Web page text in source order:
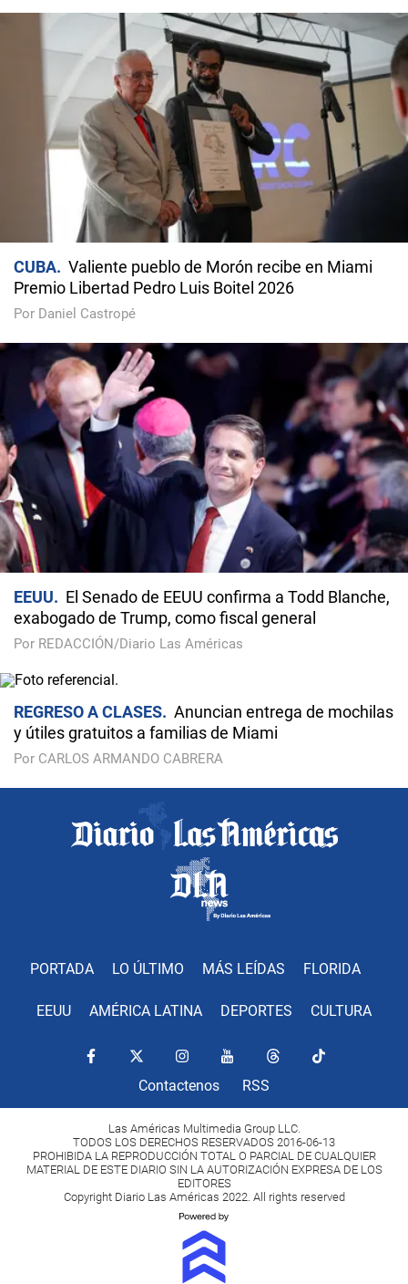
CUBA
Valiente pueblo de Morón recibe en Miami
Premio Libertad Pedro Luis Boitel 2026
Por Daniel Castropé
EEUU
El Senado de EEUU confirma a Todd Blanche,
exabogado de Trump, como fiscal general
Por REDACCIÓN/Diario Las Américas
REGRESO A CLASES
Anuncian entrega de mochilas
y útiles gratuitos a familias de Miami
Por CARLOS ARMANDO CABRERA
PORTADA LO ÚLTIMO MÁS LEÍDAS FLORIDA
EEUU AMÉRICA LATINA DEPORTES CULTURA
Contactenos RSS
Las Américas Multimedia Group LLC.
TODOS LOS DERECHOS RESERVADOS 2016-06-13
PROHIBIDA LA REPRODUCCIÓN TOTAL O PARCIAL DE CUALQUIER
MATERIAL DE ESTE DIARIO SIN LA AUTORIZACIÓN EXPRESA DE LOS
EDITORES
Copyright Diario Las Américas 2022. All rights reserved